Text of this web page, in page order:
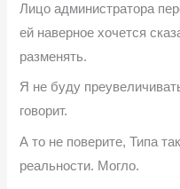
Лицо администратора
ей наверное хочется
разменять.
Я не буду
говорит.
А то не поверите, Типа
реальности. Могло.